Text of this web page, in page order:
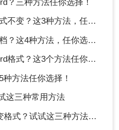
？三种方法任你选择！
？这3种方法，任你选择！
这4种方法，任你选择！
方法任你选择！看一次就能学会！
方法任你选择！
这三种常用方法
式？试试这三种方法吧！